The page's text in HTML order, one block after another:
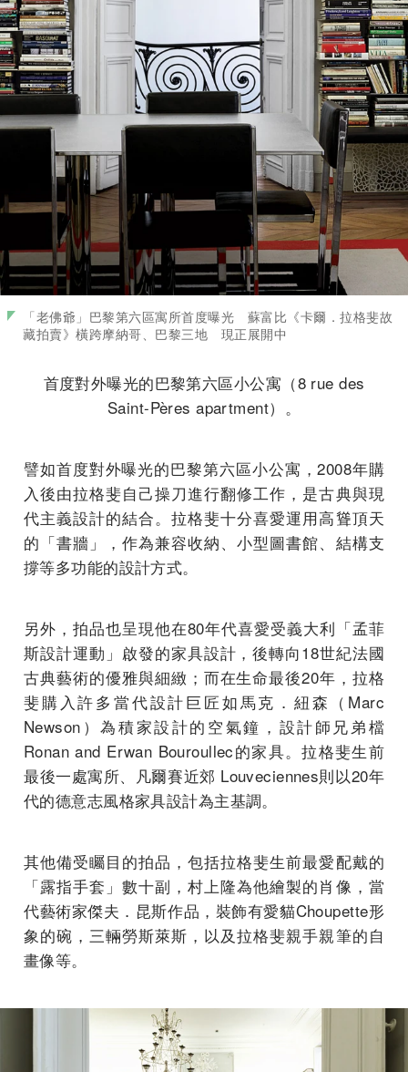
「老佛爺」巴黎第六區寓所首度曝光 蘇富比《卡爾．拉格斐故
藏拍賣》橫跨摩納哥、巴黎三地 現正展開中
首度對外曝光的巴黎第六區小公寓（8 rue des
Saint-Pères apartment）。
譬如首度對外曝光的巴黎第六區小公寓，2008年購
入後由拉格斐自己操刀進行翻修工作，是古典與現
代主義設計的結合。拉格斐十分喜愛運用高聳頂天
的「書牆」，作為兼容收納、小型圖書館、結構支
撐等多功能的設計方式。
另外，拍品也呈現他在80年代喜愛受義大利「孟菲
斯設計運動」啟發的家具設計，後轉向18世紀法國
古典藝術的優雅與細緻；而在生命最後20年，拉格
斐購入許多當代設計巨匠如馬克．紐森（Marc
Newson）為積家設計的空氣鐘，設計師兄弟檔
Ronan and Erwan Bouroullec的家具。拉格斐生前
最後一處寓所、凡爾賽近郊 Louveciennes則以20年
代的德意志風格家具設計為主基調。
其他備受矚目的拍品，包括拉格斐生前最愛配戴的
「露指手套」數十副，村上隆為他繪製的肖像，當
代藝術家傑夫．昆斯作品，裝飾有愛貓Choupette形
象的碗，三輛勞斯萊斯，以及拉格斐親手親筆的自
畫像等。